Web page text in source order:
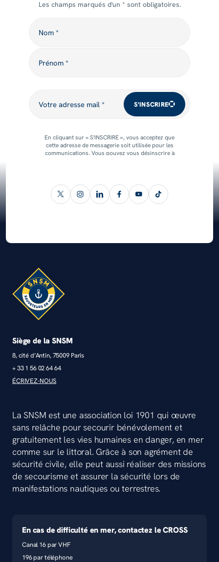
Les champs marqués d'un * sont obligatoires.
Nom *
Prénom *
Votre adresse mail * S'INSCRIRE
En cliquant sur « S'INSCRIRE », vous acceptez que
cette adresse de messagerie soit utilisée pour les
communications. Vous pouvez vous désinscrire à
Siège de la SNSM
8, cité d’Antin, 75009 Paris
+ 33 1 56 02 64 64
ÉCRIVEZ-NOUS
La SNSM est une association loi 1901 qui œuvre
sans relâche pour secourir bénévolement et
gratuitement les vies humaines en danger, en mer
comme sur le littoral. Grâce à son agrément de
sécurité civile, elle peut aussi réaliser des missions
de secourisme et assurer la sécurité lors de
manifestations nautiques ou terrestres.
En cas de difficulté en mer, contactez le CROSS
Canal 16 par VHF
196 par téléphone